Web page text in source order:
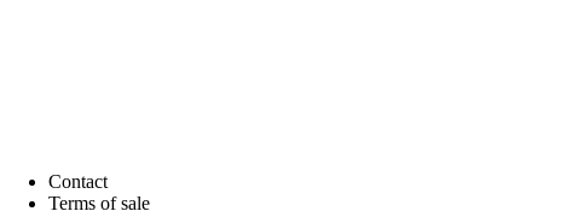
Contact
Terms of sale